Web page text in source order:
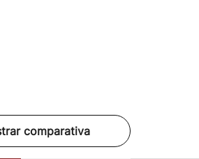
comparativa